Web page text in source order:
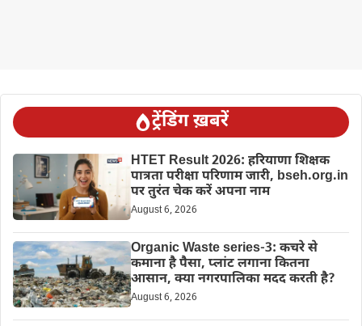
ट्रेंडिंग ख़बरें
HTET Result 2026: हरियाणा शिक्षक
पात्रता परीक्षा परिणाम जारी, bseh.org.in
पर तुरंत चेक करें अपना नाम
August 6, 2026
Organic Waste series-3: कचरे से
कमाना है पैसा, प्लांट लगाना कितना
आसान, क्या नगरपालिका मदद करती है?
August 6, 2026